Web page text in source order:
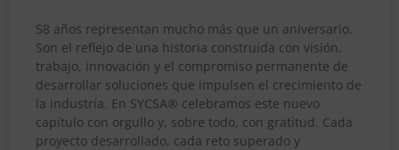
58 años representan mucho más que un aniversario.
Son el reflejo de una historia construida con visión,
trabajo, innovación y el compromiso permanente de
desarrollar soluciones que impulsen el crecimiento de
la industria. En SYCSA® celebramos este nuevo
capítulo con orgullo y, sobre todo, con gratitud. Cada
proyecto desarrollado, cada reto superado y